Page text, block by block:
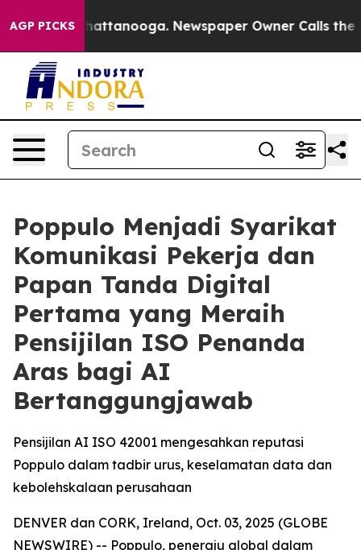
AGP PICKS
in Chattanooga. Newspaper Owner Calls the
Poppulo Menjadi Syarikat
Komunikasi Pekerja dan
Papan Tanda Digital
Pertama yang Meraih
Pensijilan ISO Penanda
Aras bagi AI
Bertanggungjawab
Pensijilan AI ISO 42001 mengesahkan reputasi
Poppulo dalam tadbir urus, keselamatan data dan
kebolehskalaan perusahaan
DENVER dan CORK, Ireland, Oct. 03, 2025 (GLOBE
NEWSWIRE) -- Poppulo, peneraju global dalam